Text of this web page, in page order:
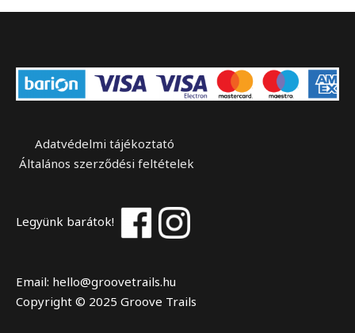
Adatvédelmi tájékoztató
Általános szerződési feltételek
Legyünk barátok!
Email: hello@groovetrails.hu
Copyright © 2025 Groove Trails